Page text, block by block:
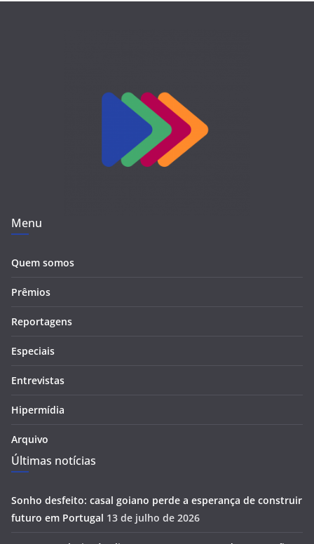
Menu
Quem somos
Prêmios
Reportagens
Especiais
Entrevistas
Hipermídia
Arquivo
Últimas notícias
Sonho desfeito: casal goiano perde a esperança de construir
futuro em Portugal 13 de julho de 2026